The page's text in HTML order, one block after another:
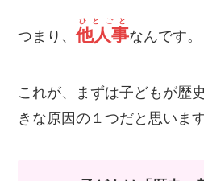
つまり、他人事
ひとごと
なんです。
これが、まずは子どもが歴
きな原因の１つだと思います